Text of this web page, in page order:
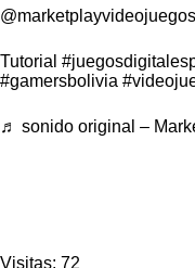
@marketplayvideojuegos
Tutorial
#gamersbolivia
♬ sonido original –
Visitas: 72